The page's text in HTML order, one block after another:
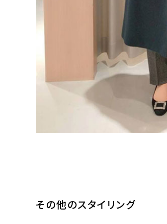
その他のスタイリング